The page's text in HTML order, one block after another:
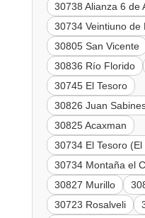
30738 Alianza 6 de
30734 Veintiuno de
30805 San Vicente
30836 Río Florido
30745 El Tesoro
30826 Juan
30825 Acaxman
30734 El Tesoro (El
30734 Montaña el
30827 Murillo
30723 Rosalveli